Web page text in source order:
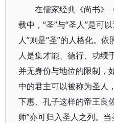
在儒家经典《尚书》
载中，“圣”与“圣人”是可
人”则是“圣”的人格化。
人是集才能、德行、功绩
并无身份与地位的限制，
中的君主可以被称为圣人
下惠、孔子这样的帝王良
师”亦可归入圣人之列。